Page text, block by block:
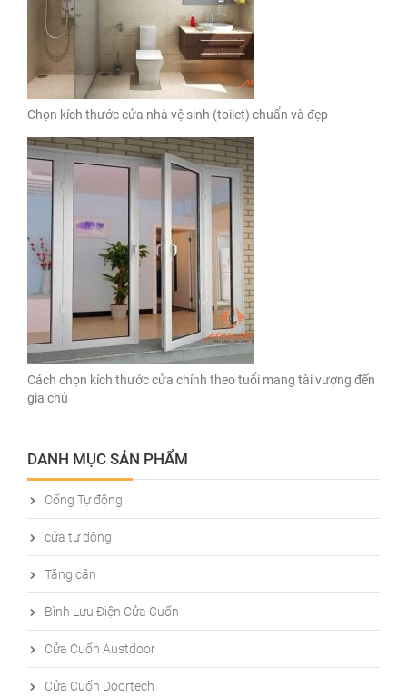
Chọn kích thước cửa nhà vệ sinh (toilet) chuẩn và đẹp
Cách chọn kích thước cửa chính theo tuổi mang tài vượng đến
gia chủ
DANH MỤC SẢN PHẨM
Cổng Tự động
cửa tự động
Tăng cân
Bình Lưu Điện Cửa Cuốn
Cửa Cuốn Austdoor
Cửa Cuốn Doortech